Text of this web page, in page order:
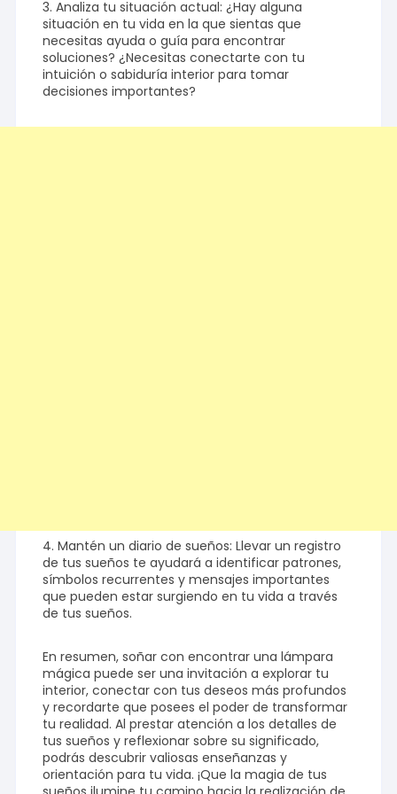
3. Analiza tu situación actual: ¿Hay alguna
situación en tu vida en la que sientas que
necesitas ayuda o guía para encontrar
soluciones? ¿Necesitas conectarte con tu
intuición o sabiduría interior para tomar
decisiones importantes?
4. Mantén un diario de sueños: Llevar un registro
de tus sueños te ayudará a identificar patrones,
símbolos recurrentes y mensajes importantes
que pueden estar surgiendo en tu vida a través
de tus sueños.
En resumen, soñar con encontrar una lámpara
mágica puede ser una invitación a explorar tu
interior, conectar con tus deseos más profundos
y recordarte que posees el poder de transformar
tu realidad. Al prestar atención a los detalles de
tus sueños y reflexionar sobre su significado,
podrás descubrir valiosas enseñanzas y
orientación para tu vida. ¡Que la magia de tus